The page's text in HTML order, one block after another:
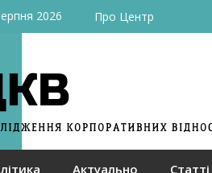
2026 Про Центр
Актуально Статті